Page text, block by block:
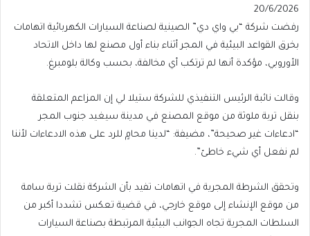
Published
On
20/6/2026
20/6/2026
رفضت شركة “بي واي دي” الصينية لصناعة السيارات الكهربائية اتهامات
بخرق القواعد البيئية في المجر أثناء بناء أول مصنع لها داخل الاتحاد
الأوروبي، مؤكدة أنها لم ترتكب أي مخالفة، بحسب وكالة بلومبرغ.
وقالت نائبة الرئيس التنفيذي للشركة ستيلا لي إن المزاعم المتعلقة
بنقل تربة ملوثة من موقع المصنع في مدينة سيغيد جنوب المجر
“ادعاءات غير صحيحة”، مضيفة: “لدينا محامٍ للرد على هذه الادعاءات لأننا
لم نفعل أي شيء خاطئ”.
وتحقق الشرطة المجرية في اتهامات تفيد بأن الشركة نقلت تربة سامة
من موقع الإنشاء إلى موقع خارجي، في قضية تعكس تشددا أكبر من
السلطات المجرية تجاه الجوانب البيئية المرتبطة بصناعة السيارات